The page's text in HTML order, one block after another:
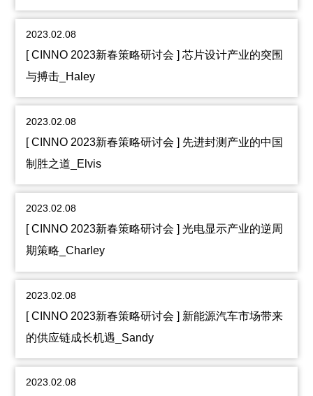
2023.02.08
[ CINNO 2023新春策略研讨会 ] 芯片设计产业的突围
与搏击_Haley
2023.02.08
[ CINNO 2023新春策略研讨会 ] 先进封测产业的中国
制胜之道_Elvis
2023.02.08
[ CINNO 2023新春策略研讨会 ] 光电显示产业的逆周
期策略_Charley
2023.02.08
[ CINNO 2023新春策略研讨会 ] 新能源汽车市场带来
的供应链成长机遇_Sandy
2023.02.08